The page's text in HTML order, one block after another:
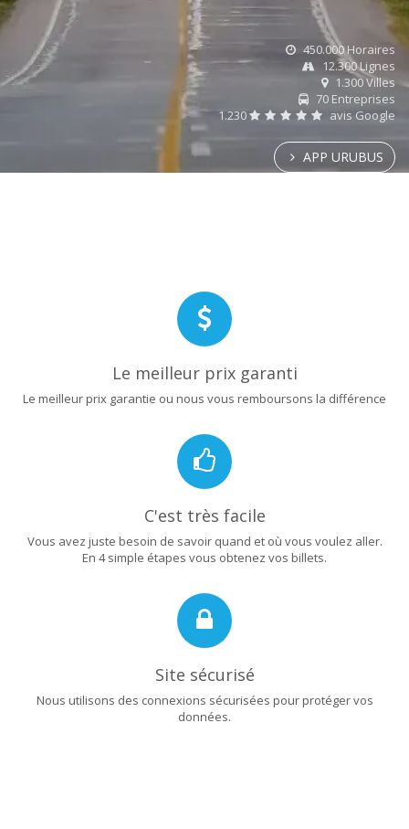
450.000 Horaires
12.300 Lignes
1.300 Villes
70 Entreprises
1.230
avis Google
APP URUBUS
Le meilleur prix garanti
Le meilleur prix garantie ou nous vous remboursons la différence
C'est très facile
Vous avez juste besoin de savoir quand et où vous voulez aller.
En 4 simple étapes vous obtenez vos billets.
Site sécurisé
Nous utilisons des connexions sécurisées pour protéger vos
données.